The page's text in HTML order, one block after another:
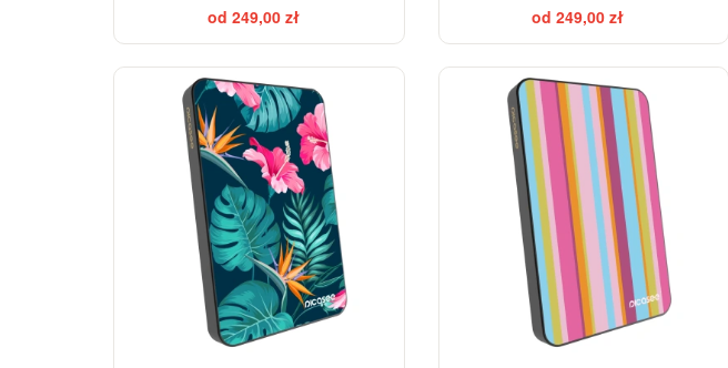
od 249,00 zł
od 249,00 zł